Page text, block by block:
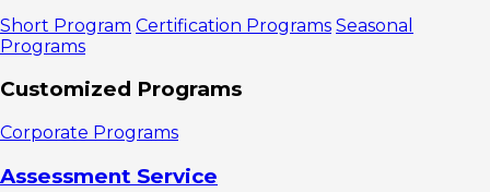
Affiliate
Marketing
(tidak terikat)
Related
Affiliate
(dengan
Involved
Short Program Certification Programs Seasonal
Programs
Customized Programs
Corporate Programs
Assessment Service